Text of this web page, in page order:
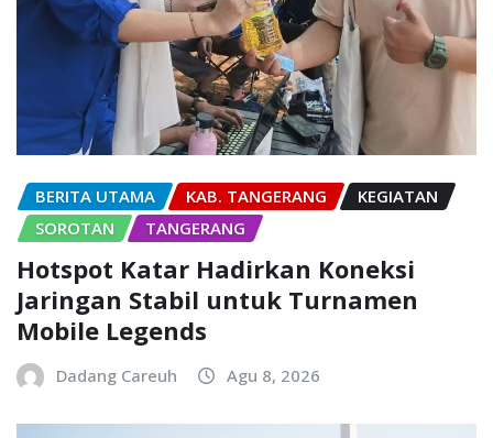
BERITA UTAMA KAB. TANGERANG
KEGIATAN
SOROTAN
TANGERANG
Hotspot Katar Hadirkan Koneksi
Jaringan Stabil untuk Turnamen
Mobile Legends
Dadang Careuh Agu 8, 2026